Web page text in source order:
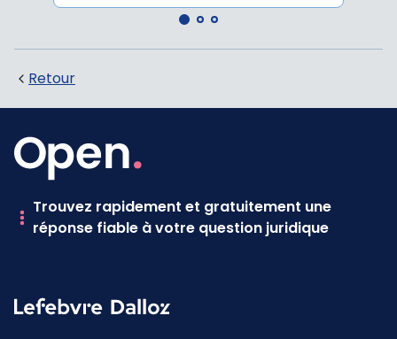
Retour
Trouvez rapidement et gratuitement une
réponse fiable à votre question juridique